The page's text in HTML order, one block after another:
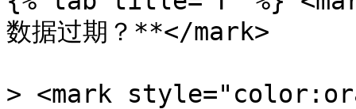
数据过期？**</mark>
> <mark